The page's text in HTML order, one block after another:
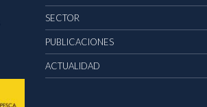
SECTOR
PUBLICACIONES
ACTUALIDAD